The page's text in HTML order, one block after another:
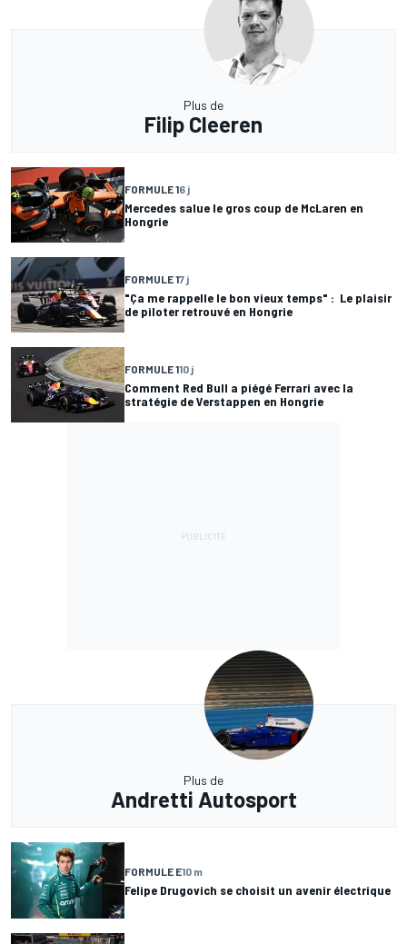
Plus de
Filip Cleeren
FORMULE 16 j
Mercedes salue le gros coup de McLaren en
Hongrie
FORMULE 17 j
"Ça me rappelle le bon vieux temps" : Le plaisir
de piloter retrouvé en Hongrie
FORMULE 110 j
Comment Red Bull a piégé Ferrari avec la
stratégie de Verstappen en Hongrie
Plus de
Andretti Autosport
FORMULE E10 m
Felipe Drugovich se choisit un avenir électrique